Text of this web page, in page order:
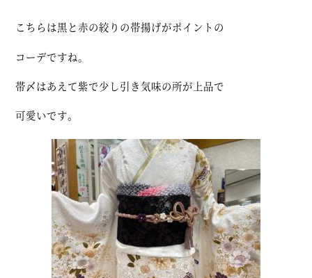
こちらは黒と赤の絞りの帯揚げがポイントの
コーデですね。
帯〆はあえて紫で少し引き気味の所が上品で
可愛いです。